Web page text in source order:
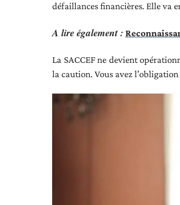
défaillances financières. Elle va
A lire également :
La SACCEF ne devient
la caution. Vous avez